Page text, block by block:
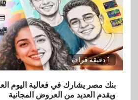
1 دقيقة قراءة
بنك مصر يشارك في فعالية اليوم
ويقدم العديد من العروض المجانية